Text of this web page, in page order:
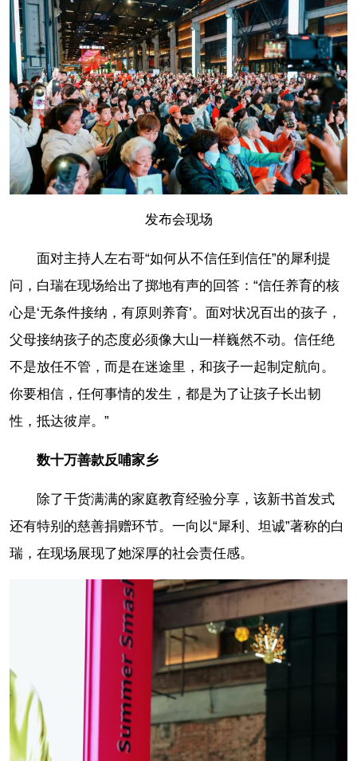
发布会现场
面对主持人左右哥“如何从不信任到信任”的犀利提
问，白瑞在现场给出了掷地有声的回答：“信任养育的核
心是‘无条件接纳，有原则养育’。面对状况百出的孩子，
父母接纳孩子的态度必须像大山一样巍然不动。信任绝
不是放任不管，而是在迷途里，和孩子一起制定航向。
你要相信，任何事情的发生，都是为了让孩子长出韧
性，抵达彼岸。”
数十万善款反哺家乡
除了干货满满的家庭教育经验分享，该新书首发式
还有特别的慈善捐赠环节。一向以“犀利、坦诚”著称的白
瑞，在现场展现了她深厚的社会责任感。